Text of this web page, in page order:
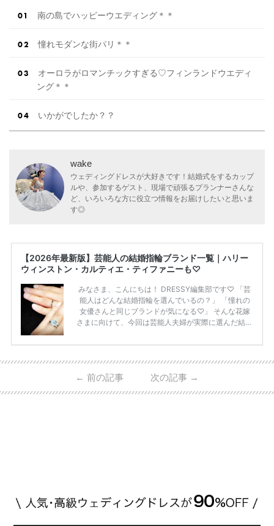
南の島でハッピーウエディング＊＊
憧れモダンな街パリ＊＊
オーロラがロマンチックすぎる♡フィンランドウエディ
ング＊＊
いかがでしたか？？
wake
ウェディングドレスが大好きです！結婚式をするカップ
ルや、参加するゲスト、現場で頑張るプランナーさんな
ど、いろいろな方に役立つ情報をお届けしたいと思いま
す◎
【2026年最新版】芸能人の結婚指輪ブランド一覧｜ハリー
ウィンストン・カルティエ・ティファニーも♡
みなさま、こんにちは！ DRESSY編集部です♡ 「芸
能人はどんな結婚指輪を選んでいるの？」 「憧れの
女優さんと同じブランドが気になる♡」 そんな花嫁
さまに向けて、今回は芸能人夫婦が実際に選んだ結婚
ーウィンストンやカルティエ、ティファニーなど世界
日本で人気のブランドまで幅広くご紹介。 さらに、
・愛用している芸能人夫婦 ・リングの特徴や魅力 ・
← 前の記事 次の記事 →